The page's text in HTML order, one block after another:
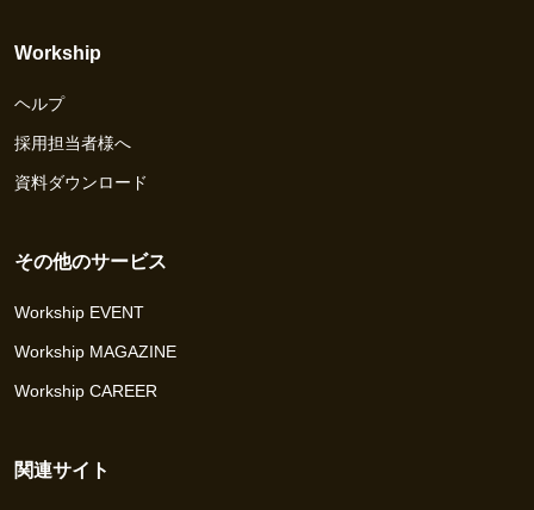
Workship
ヘルプ
採用担当者様へ
資料ダウンロード
その他のサービス
Workship EVENT
Workship MAGAZINE
Workship CAREER
関連サイト